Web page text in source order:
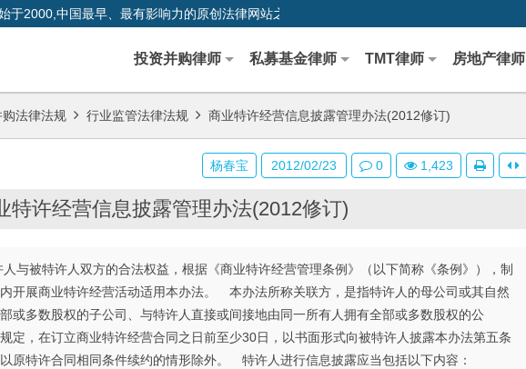
2000,中国最早、最有影响力的原创法律网站之一
投资并购律师 私募基金律师 TMT律师 房地产律师
法律法规 行业监管法律法规 商业特许经营信息披露管理办法(2012修订)
特许经营信息披露管理办法(2012修订)
特许人双方的合法权益，根据《商业特许经营管理条例》（以下简称《条例》），制
开展商业特许经营活动适用本办法。 本办法所称关联方，是指特许人的母公司或其自然
或多数股权的子公司、与特许人直接或间接地由同一所有人拥有全部或多数股权的公
，在订立商业特许经营合同之日前至少30日，以书面形式向被特许人披露本办法第五条
以原特许合同相同条件续约的情形除外。 特许人进行信息披露应当包括以下内容：
杨春宝 2012/02/23 0 1,423